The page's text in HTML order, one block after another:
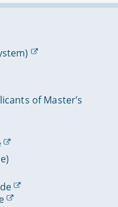
of Master’s